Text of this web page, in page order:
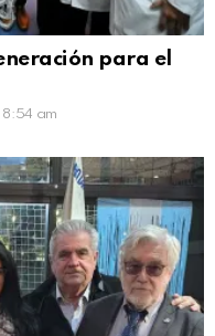
para el
am